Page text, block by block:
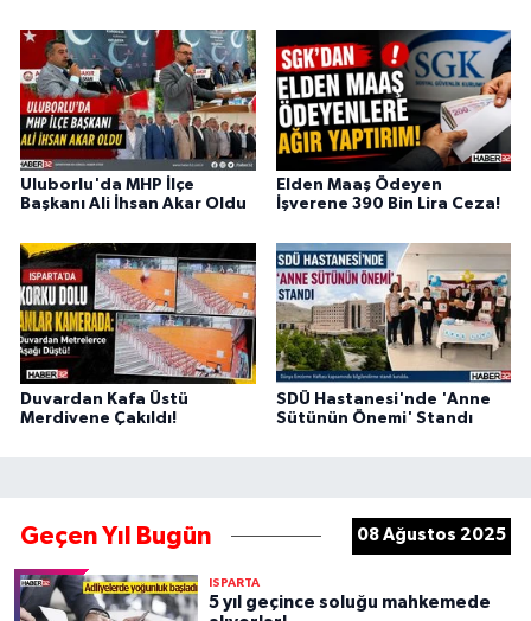
Uluborlu'da MHP İlçe
Başkanı Ali İhsan Akar Oldu
Elden Maaş Ödeyen
İşverene 390 Bin Lira Ceza!
Duvardan Kafa Üstü
Merdivene Çakıldı!
SDÜ Hastanesi'nde 'Anne
Sütünün Önemi' Standı
Geçen Yıl Bugün 08 Ağustos 2025
ISPARTA
5 yıl geçince soluğu mahkemede